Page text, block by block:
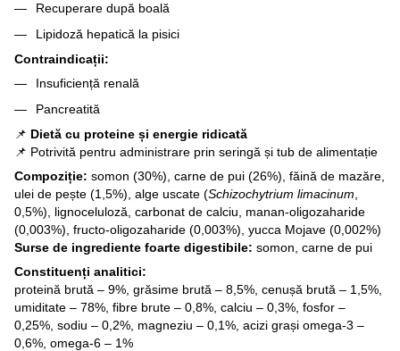
Recuperare după boală
Lipidoză hepatică la pisici
Contraindicații:
Insuficiență renală
Pancreatită
📌 Dietă cu proteine și energie ridicată
📌 Potrivită pentru administrare prin seringă și tub de alimentație
Compoziție: somon (30%), carne de pui (26%), făină de mazăre,
ulei de pește (1,5%), alge uscate (Schizochytrium limacinum
0,5%), lignoceluloză, carbonat de calciu, manan-oligozaharide
(0,003%), fructo-oligozaharide (0,003%), yucca Mojave (0,002%)
Surse de ingrediente foarte digestibile: somon, carne de pui
Constituenți analitici:
proteină brută – 9%, grăsime brută – 8,5%, cenușă brută – 1,5%,
umiditate – 78%, fibre brute – 0,8%, calciu – 0,3%, fosfor –
0,25%, sodiu – 0,2%, magneziu – 0,1%, acizi grași omega-3 –
0,6%, omega-6 – 1%